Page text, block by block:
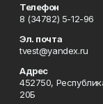
Телефон
8 (34782) 5-12-96
Эл. почта
tvest@yandex.ru
Адрес
452750,
20Б